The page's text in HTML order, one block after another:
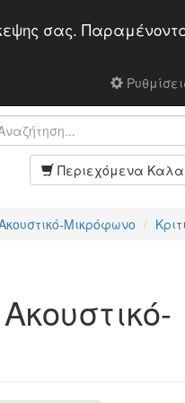
σας.
Περιεχόμενα
Μικρόφωνο